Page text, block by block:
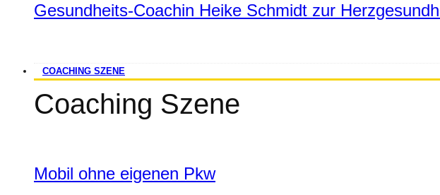
Gesundheits-Coachin Heike Schmidt zur
COACHING SZENE
Coaching Szene
Mobil ohne eigenen Pkw